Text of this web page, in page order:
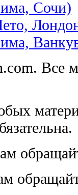
Сочи)
Все